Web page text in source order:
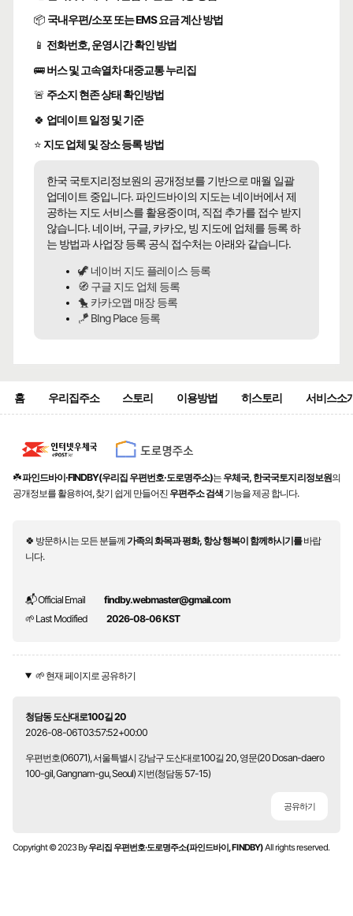
📦 국내우편/소포 또는 EMS 요금 계산 방법
📱 전화번호, 운영시간 확인 방법
🚌버스 및 고속열차 대중교통 누리집
🚨 주소지 현존 상태 확인방법
🍀 업데이트 일정 및 기준
⭐ 지도 업체 및 장소 등록 방법
한국 국토지리정보원의 공개정보를 기반으로 매월 일괄
업데이트 중입니다. 파인드바이의 지도는 네이버에서 제
공하는 지도 서비스를 활용중이며, 직접 추가를 접수 받지
않습니다. 네이버, 구글, 카카오, 빙 지도에 업체를 등록 하
는 방법과 사업장 등록 공식 접수처는 아래와 같습니다.
🦖 네이버 지도 플레이스 등록
🧭 구글 지도 업체 등록
🐤 카카오맵 매장 등록
🪁 BIng Place 등록
홈 우리집주소 스토리 이용방법 히스토리 서비스소
☘️파인드바이·FINDBY(우리집 우편번호·도로명주소)는 우체국, 한국국토지리정보원의
공개정보를 활용하여, 찾기 쉽게 만들어진 우편주소 검색 기능을 제공 합니다.
🍀 방문하시는 모든 분들께가족의 화목과 평화, 항상 행복이 함께하시기를바랍
니다.
📬 Official Email
findby.webmaster@gmail.com
🌱 Last Modified
2026-08-06 KST
🌱 현재 페이지로 공유하기
청담동 도산대로100길 20
2026-08-06T03:57:52+00:00
우편번호(06071), 서울특별시 강남구 도산대로100길 20, 영문(20 Dosan-daero
100-gil, Gangnam-gu, Seoul) 지번(청담동 57-15)
공유하기
Copyright © 2023 By우리집 우편번호·도로명주소(파인드바이, FINDBY)All rights reserved.